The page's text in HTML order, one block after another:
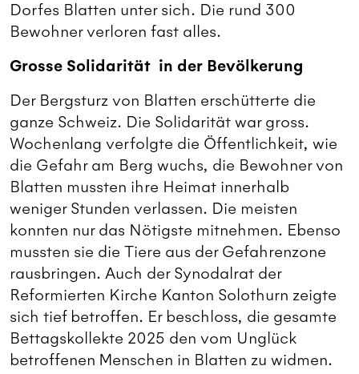
Dorfes Blatten unter sich. Die rund 300
Bewohner verloren fast alles.
Grosse Solidarität in der Bevölkerung
Der Bergsturz von Blatten erschütterte die
ganze Schweiz. Die Solidarität war gross.
Wochenlang verfolgte die Öffentlichkeit, wie
die Gefahr am Berg wuchs, die Bewohner von
Blatten mussten ihre Heimat innerhalb
weniger Stunden verlassen. Die meisten
konnten nur das Nötigste mitnehmen. Ebenso
mussten sie die Tiere aus der Gefahrenzone
rausbringen. Auch der Synodalrat der
Reformierten Kirche Kanton Solothurn zeigte
sich tief betroffen. Er beschloss, die gesamte
Bettagskollekte 2025 den vom Unglück
betroffenen Menschen in Blatten zu widmen.